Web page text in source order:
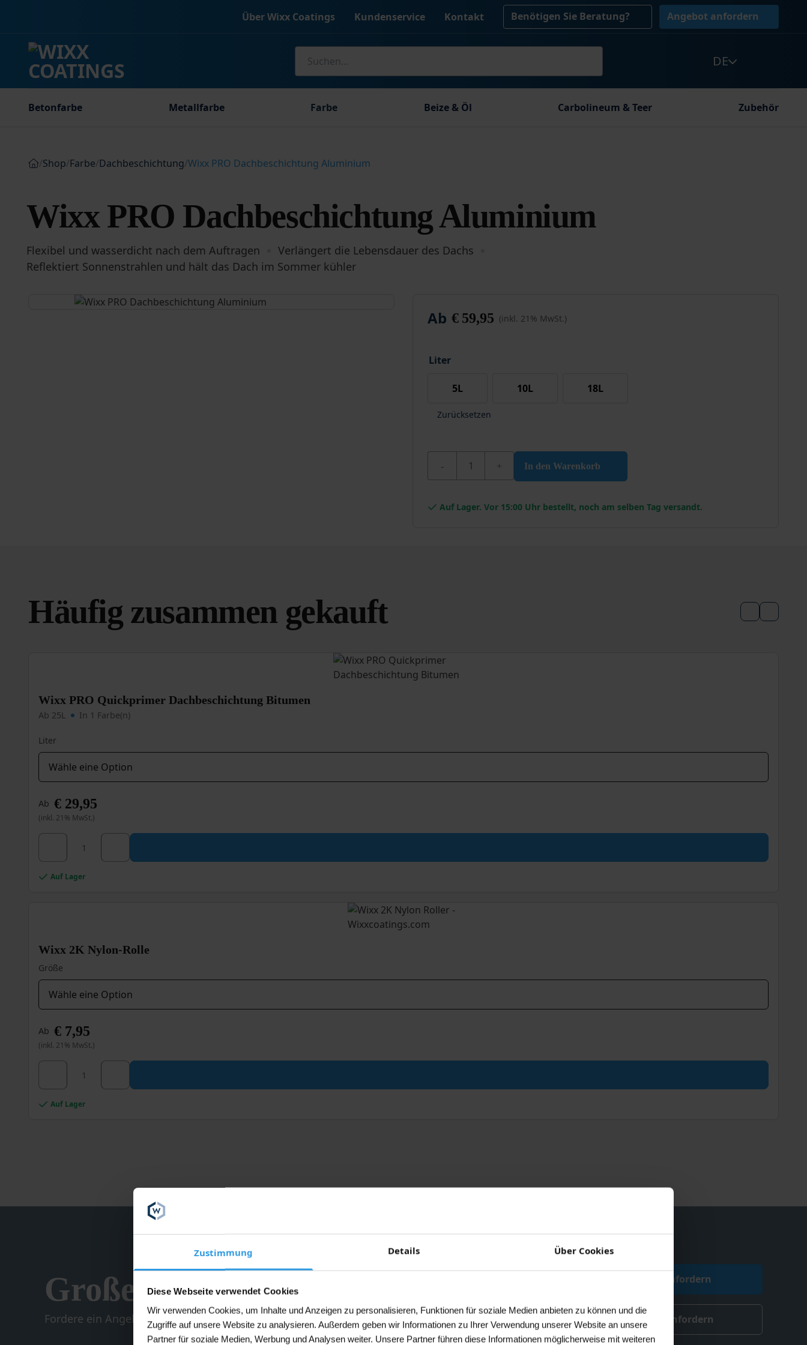
Zustimmung Details Über Cookies
Diese Webseite verwendet Cookies
Wir verwenden Cookies, um Inhalte und Anzeigen zu personalisieren, Funktionen für soziale Medien anbieten zu können und die
Zugriffe auf unsere Website zu analysieren. Außerdem geben wir Informationen zu Ihrer Verwendung unserer Website an unsere
Partner für soziale Medien, Werbung und Analysen weiter. Unsere Partner führen diese Informationen möglicherweise mit weiteren
Über Wixx Coatings Kundenservice Kontakt Benötigen Sie Beratung? Angebot anfordern
nach:
DE
Betonfarbe Metallfarbe Farbe Beize & Öl Carbolineum & Teer Zubehör
/Shop/Farbe/Dachbeschichtung/Wixx PRO Dachbeschichtung Aluminium
Wixx PRO Dachbeschichtung Aluminium
Flexibel und wasserdicht nach dem Auftragen
Verlängert die Lebensdauer des Dachs
Reflektiert Sonnenstrahlen und hält das Dach im Sommer kühler
Ab €59,95 (inkl. 21% MwSt.)
Liter
5L 10L 18L
Zurücksetzen
Wixx PRO Dachbeschichtung Aluminium Menge
In den Warenkorb
Auf Lager. Vor 15:00 Uhr bestellt, noch am selben Tag versandt.
Häufig zusammen gekauft
Wixx PRO Quickprimer Dachbeschichtung Bitumen
Ab 25L In 1 Farbe(n)
Liter
Ab € 29,95
(inkl. 21% MwSt.)
Wixx PRO Quickprimer Dachbeschichtung Bitumen Menge
Dieses
weist
mehrere
auf
der
Produktseite
gewählt
Auf Lager
Wixx 2K Nylon-Rolle
Größe
Ab € 7,95
(inkl. 21% MwSt.)
Wixx 2K Nylon-Rolle Menge
Dieses
weist
mehrere
Produktseite
Auf Lager
Großes Malerprojekt geplant?
Fordere ein Angebot an.
Angebot anfordern
Beratung anfordern